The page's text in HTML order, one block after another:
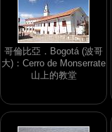
哥倫比亞．Bogotá (波哥
大)：Cerro de Monserrate
山上的教堂